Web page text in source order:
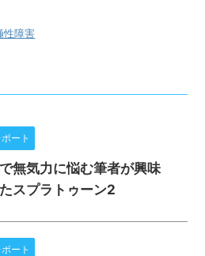
性障害
ート
無気力に悩む筆者が興味
スプラトゥーン2
ート